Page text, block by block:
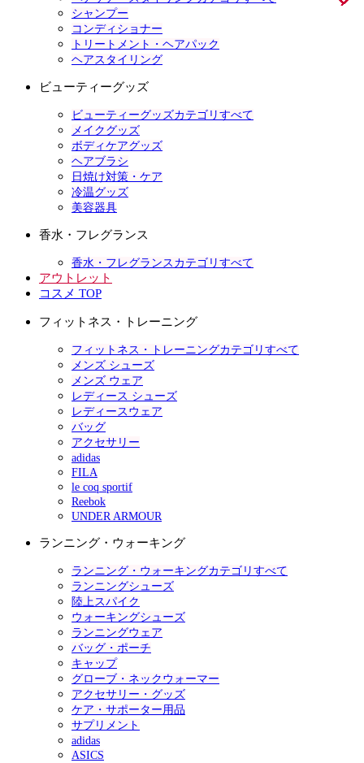
シャンプー
コンディショナー
トリートメント・ヘアパック
ヘアスタイリング
ビューティーグッズ
ビューティーグッズカテゴリすべて
メイクグッズ
ボディケアグッズ
ヘアブラシ
日焼け対策・ケア
冷温グッズ
美容器具
香水・フレグランス
香水・フレグランスカテゴリすべて
アウトレット
コスメ TOP
フィットネス・トレーニング
フィットネス・トレーニングカテゴリすべて
メンズ シューズ
メンズ ウェア
レディース シューズ
レディースウェア
バッグ
アクセサリー
adidas
FILA
le coq sportif
Reebok
UNDER ARMOUR
ランニング・ウォーキング
ランニング・ウォーキングカテゴリすべて
ランニングシューズ
陸上スパイク
ウォーキングシューズ
ランニングウェア
バッグ・ポーチ
キャップ
グローブ・ネックウォーマー
アクセサリー・グッズ
ケア・サポーター用品
サプリメント
adidas
ASICS